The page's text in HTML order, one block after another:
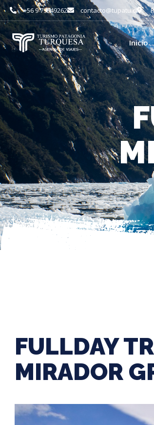
+56 9 79549262 contacto@tupatu.cl
Inicio
FULLDAY
MIRADOR